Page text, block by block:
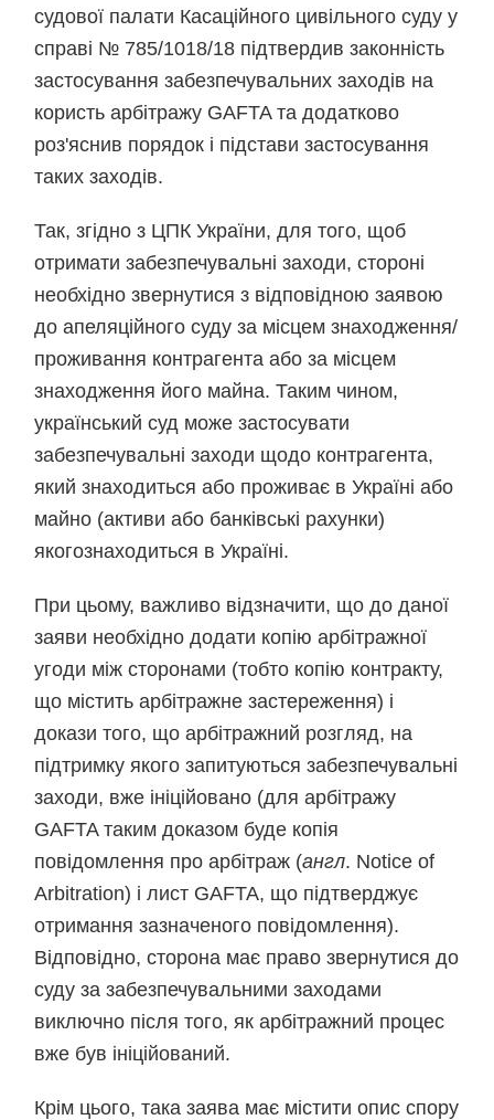
судової палати Касаційного цивільного суду у
справі № 785/1018/18 підтвердив законність
застосування забезпечувальних заходів на
користь арбітражу GAFTA та додатково
роз'яснив порядок і підстави застосування
таких заходів.
Так, згідно з ЦПК України, для того, щоб
отримати забезпечувальні заходи, стороні
необхідно звернутися з відповідною заявою
до апеляційного суду за місцем знаходження/
проживання контрагента або за місцем
знаходження його майна. Таким чином,
український суд може застосувати
забезпечувальні заходи щодо контрагента,
який знаходиться або проживає в Україні або
майно (активи або банківські рахунки)
якогознаходиться в Україні.
При цьому, важливо відзначити, що до даної
заяви необхідно додати копію арбітражної
угоди між сторонами (тобто копію контракту,
що містить арбітражне застереження) і
докази того, що арбітражний розгляд, на
підтримку якого запитуються забезпечувальні
заходи, вже ініційовано (для арбітражу
GAFTA таким доказом буде копія
повідомлення про арбітраж (англ. Notice of
Arbitration) і лист GAFTA, що підтверджує
отримання зазначеного повідомлення).
Відповідно, сторона має право звернутися до
суду за забезпечувальними заходами
виключно після того, як арбітражний процес
вже був ініційований.
Крім цього, така заява має містити опис спору